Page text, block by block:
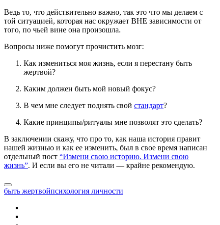
Ведь то, что действительно важно, так это что мы делаем с
той ситуацией, которая нас окружает ВНЕ зависимости от
того, по чьей вине она произошла.
Вопросы ниже помогут прочистить мозг:
Как измениться моя жизнь, если я перестану быть
жертвой?
Каким должен быть мой новый фокус?
В чем мне следует поднять свой стандарт?
Какие принципы/ритуалы мне позволят это сделать?
В заключении скажу, что про то, как наша история правит
нашей жизнью и как ее изменить, был в свое время написан
отдельный пост “Измени свою историю. Измени свою
жизнь”. И если вы его не читали — крайне рекомендую.
быть жертвойпсихология личности